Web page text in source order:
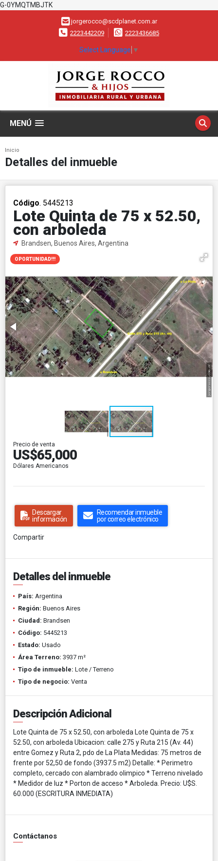
G-0YMQTMBJTK
jorgerocco@scdplanet.com.ar
2223442209
2223436685
Select Language ▼
MENÚ
Inicio
Detalles del inmueble
Código. 5445213
Lote Quinta de 75 x 52.50,
con arboleda
Brandsen, Buenos Aires, Argentina
OPORTUNIDAD!!!
Precio de venta
US$65,000
Dólares Americanos
Descargar
información
Recomendar inmueble
por correo electrónico
Compartir
Detalles del inmueble
País: Argentina
Región: Buenos Aires
Ciudad: Brandsen
Código: 5445213
Estado: Usado
Área Terreno: 3937 m²
Tipo de inmueble: Lote / Terreno
Tipo de negocio: Venta
Descripción Adicional
Lote Quinta de 75 x 52.50, con arboleda Lote Quinta de 75 x
52.50, con arboleda Ubicacion: calle 275 y Ruta 215 (Av. 44)
entre Gomez y Ruta 2, pdo de La Plata Medidas: 75 metros de
frente por 52,50 de fondo (3937.5 m2) Detalle: * Perimetro
completo, cercado con alambrado olimpico * Terreno nivelado
* Medidor de luz * Porton de acceso * Arboleda. Precio: U$S.
60.000 (ESCRITURA INMEDIATA)
Contáctanos